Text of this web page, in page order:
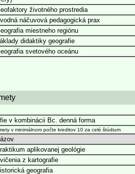
životného prostredia
náčuvová pedagogická prax
miestneho regiónu
didaktiky geografie
svetového oceánu
v kombinácii Bc. denná forma
v minimálnom počte kreditov 10 za celé štúdium
aplikovanej geológie
z kartografie
geografia